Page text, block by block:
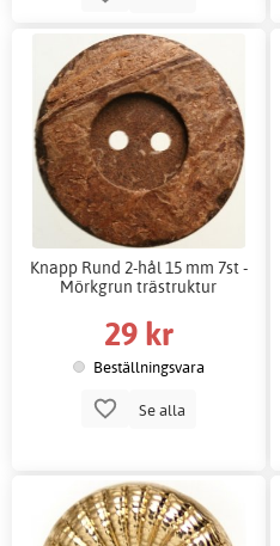
Knapp Rund 2-hål 15 mm 7st -
Mörkgrun trästruktur
29 kr
Beställningsvara
Se alla